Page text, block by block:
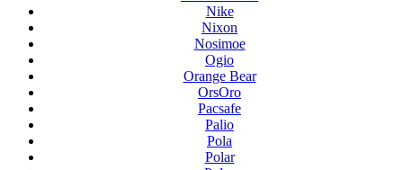
Nike
Nixon
Nosimoe
Ogio
Orange Bear
OrsOro
Pacsafe
Palio
Pola
Polar